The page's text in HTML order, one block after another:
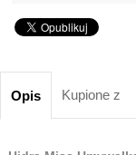
Opis Kupione z